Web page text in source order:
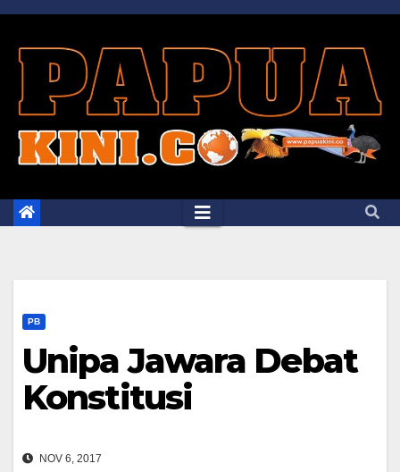
Skip
content
PB
Unipa Jawara Debat
Konstitusi
NOV 6, 2017